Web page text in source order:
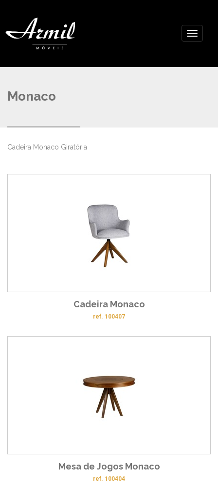
Monaco
Cadeira Monaco Giratória
Cadeira Monaco
ref. 100407
Mesa de Jogos Monaco
ref. 100404